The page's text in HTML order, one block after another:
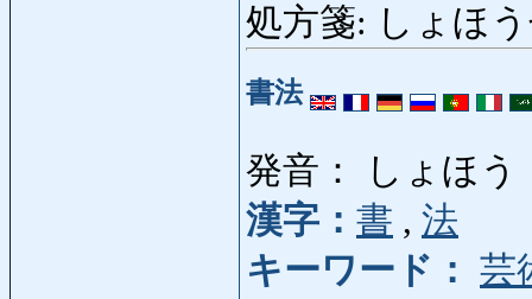
処方箋: しょほう
書法
発音： しょほう
漢字： 書 , 法
キーワード： 芸